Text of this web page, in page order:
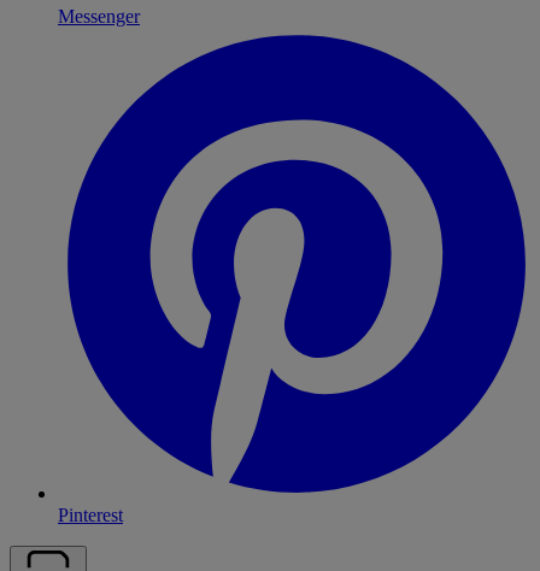
Messenger
Pinterest